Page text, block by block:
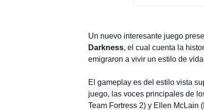
Un nuevo interesante juego
Darkness, el cual cuenta la
emigraron a vivir un estilo de
El gameplay es del estilo vista
juego, las voces principales de
Team Fortress 2) y Ellen McLain